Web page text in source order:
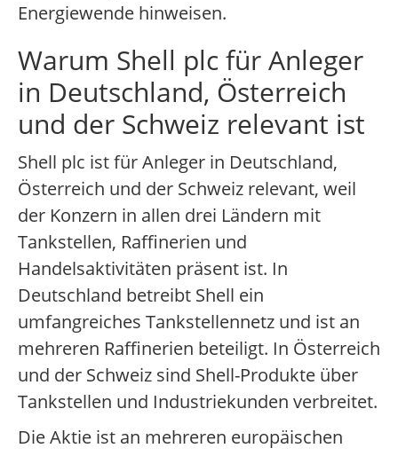
Energiewende hinweisen.
Warum Shell plc für Anleger
in Deutschland, Österreich
und der Schweiz relevant ist
Shell plc ist für Anleger in Deutschland,
Österreich und der Schweiz relevant, weil
der Konzern in allen drei Ländern mit
Tankstellen, Raffinerien und
Handelsaktivitäten präsent ist. In
Deutschland betreibt Shell ein
umfangreiches Tankstellennetz und ist an
mehreren Raffinerien beteiligt. In Österreich
und der Schweiz sind Shell-Produkte über
Tankstellen und Industriekunden verbreitet.
Die Aktie ist an mehreren europäischen